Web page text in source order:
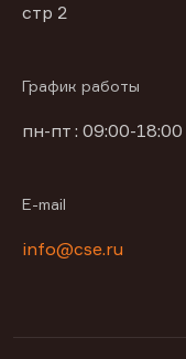
стр 2
График работы
пн-пт : 09:00-18:00
E-mail
info@cse.ru